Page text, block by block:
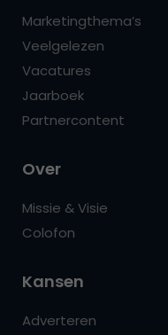
Marketingthema’s
Veelgelezen
Vacatures
Jaarboek
Partnercontent
Over
Missie & Visie
Colofon
Kansen
Adverteren